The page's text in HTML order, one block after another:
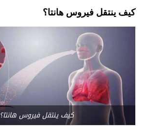
كيف ينتقل فيروس هانتا؟
كيف ينتقل فيروس هانتا؟